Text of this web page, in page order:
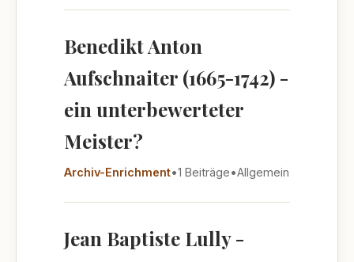
Benedikt Anton
Aufschnaiter (1665-1742) -
ein unterbewerteter
Meister?
Archiv-Enrichment•1 Beiträge•Allgemein
Jean Baptiste Lully -